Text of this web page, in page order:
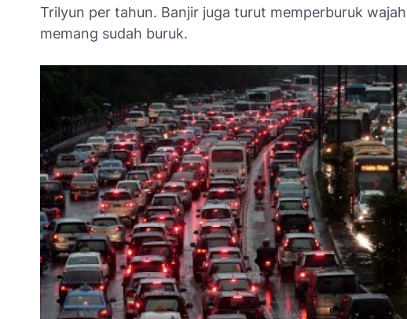
Trilyun per tahun. Banjir juga turut memperburuk
memang sudah buruk.